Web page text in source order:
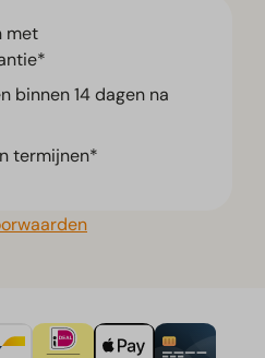
met
binnen 14 dagen na
termijnen*